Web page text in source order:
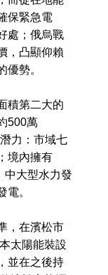
保緊急電
處；俄烏戰
，凸顯仰賴
勢。
積第二大的
500萬
力：市域七
境內擁有
中大型水力發
電。
，在濱松市
太陽能裝設
並在之後持